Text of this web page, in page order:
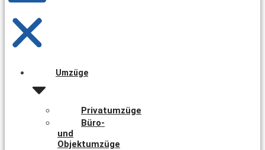
Umzüge
Privatumzüge
Büro-
und
Objektumzüge